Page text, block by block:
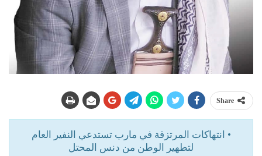
Share
• انتهاكات المرتزقة في مارب تستدعي النفير العام
لتطهير الوطن من دنس المحتل